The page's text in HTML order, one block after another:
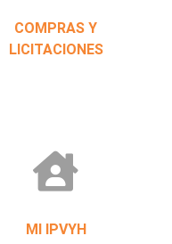
COMPRAS Y
LICITACIONES
MI IPVYH